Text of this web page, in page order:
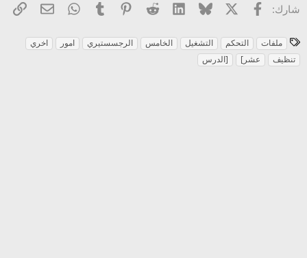
شارك: فيسبوك Bluesky
LinkedIn
Reddit
Pinterest
Tumblr
WhatsApp
البريد
ا
ل
و
ملفات التحكم التشغيل الخامس الرجسستيري امور
اخري
تنظيف
عشر] [الدرس